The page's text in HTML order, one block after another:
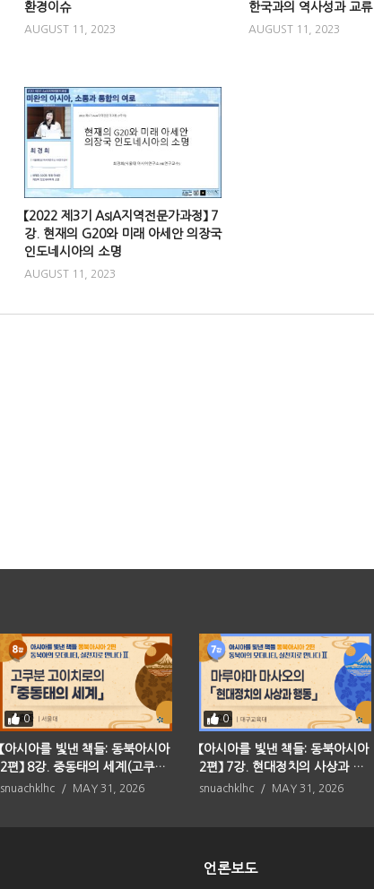
환경이슈
AUGUST 11, 2023
한국과의 역사성과 교류
AUGUST 11, 2023
【2022 제3기 AsIA지역전문가과정】 7
강. 현재의 G20와 미래 아세안 의장국
인도네시아의 소명
AUGUST 11, 2023
0
【아시아를 빛낸 책들: 동북아시아
2편】 8강. 중동태의 세계(고쿠분
고이치로)
snuachklhc MAY 31, 2026
0
【아시아를 빛낸 책들: 동북아시아
2편】 7강. 현대정치의 사상과 행
동(마루야마 마사오)
snuachklhc MAY 31, 2026
언론보도